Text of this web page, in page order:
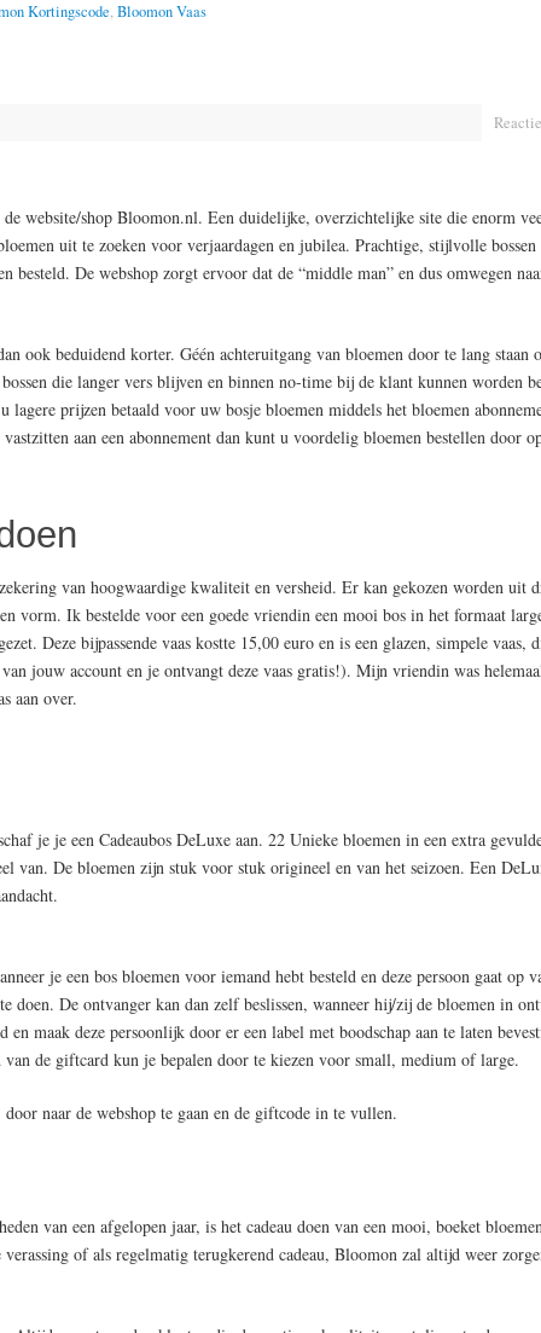
Kortingscode,Bloomon Vaas
website/shop Bloomon.nl. Een duidelijke, overzichtelijke site die enorm
uit te zoeken voor verjaardagen en jubilea. Prachtige, stijlvolle
De webshop zorgt ervoor dat de “middle man” en dus omwegen
ook beduidend korter. Géén achteruitgang van bloemen door te lang staan
die langer vers blijven en binnen no-time bij de klant kunnen worden
prijzen betaald voor uw bosje bloemen middels het bloemen
aan een abonnement dan kunt u voordelig bloemen bestellen door
van hoogwaardige kwaliteit en versheid. Er kan gekozen worden uit
vorm. Ik bestelde voor een goede vriendin een mooi bos in het formaat
Deze bijpassende vaas kostte 15,00 euro en is een glazen, simpele vaas,
jouw account en je ontvangt deze vaas gratis!). Mijn vriendin was
aan over.
je je een Cadeaubos DeLuxe aan. 22 Unieke bloemen in een extra
van. De bloemen zijn stuk voor stuk origineel en van het seizoen. Een
je een bos bloemen voor iemand hebt besteld en deze persoon gaat op
doen. De ontvanger kan dan zelf beslissen, wanneer hij/zij de bloemen in
maak deze persoonlijk door er een label met boodschap aan te laten
de giftcard kun je bepalen door te kiezen voor small, medium of large.
naar de webshop te gaan en de giftcode in te vullen.
van een afgelopen jaar, is het cadeau doen van een mooi, boeket
of als regelmatig terugkerend cadeau, Bloomon zal altijd weer